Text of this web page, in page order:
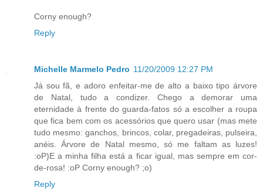
Corny enough?
Reply
Michelle Marmelo Pedro 11/20/2009 12:27 PM
Já sou fã, e adoro enfeitar-me de alto a baixo tipo árvore
de Natal, tudo a condizer. Chego a demorar uma
eternidade à frente do guarda-fatos só a escolher a roupa
que fica bem com os acessórios que quero usar (mas mete
tudo mesmo: ganchos, brincos, colar, pregadeiras, pulseira,
anéis. Árvore de Natal mesmo, só me faltam as luzes!
:oP)E a minha filha está a ficar igual, mas sempre em cor-
de-rosa! :oP Corny enough? ;o)
Reply